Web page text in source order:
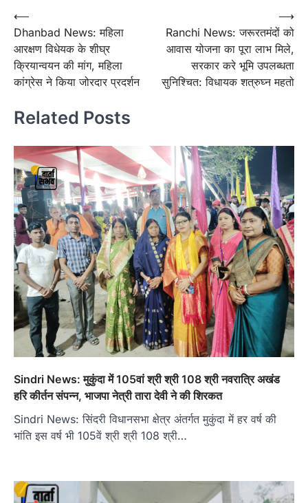
Post
navigation
⟵
Dhanbad News: महिला
आरक्षण विधेयक के शीघ्र
क्रियान्वयन की मांग, महिला
कांग्रेस ने किया जोरदार प्रदर्शन
Ranchi News: जरूरतमंदों को
आवास योजना का पूरा लाभ मिले,
सरकार करे भूमि उपलब्धता
सुनिश्चित: विधायक शत्रुघ्न महतो
⟶
Related Posts
Sindri News: मुकुंदा में 105वां श्री श्री 108 श्री नवरात्रि अखंड
हरि कीर्तन संपन्न, भाजपा नेत्री तारा देवी ने की शिरकत
Sindri News: सिंदरी विधानसभा क्षेत्र अंतर्गत मुकुंदा में हर वर्ष की
भांति इस वर्ष भी 105वें श्री श्री 108 श्री…